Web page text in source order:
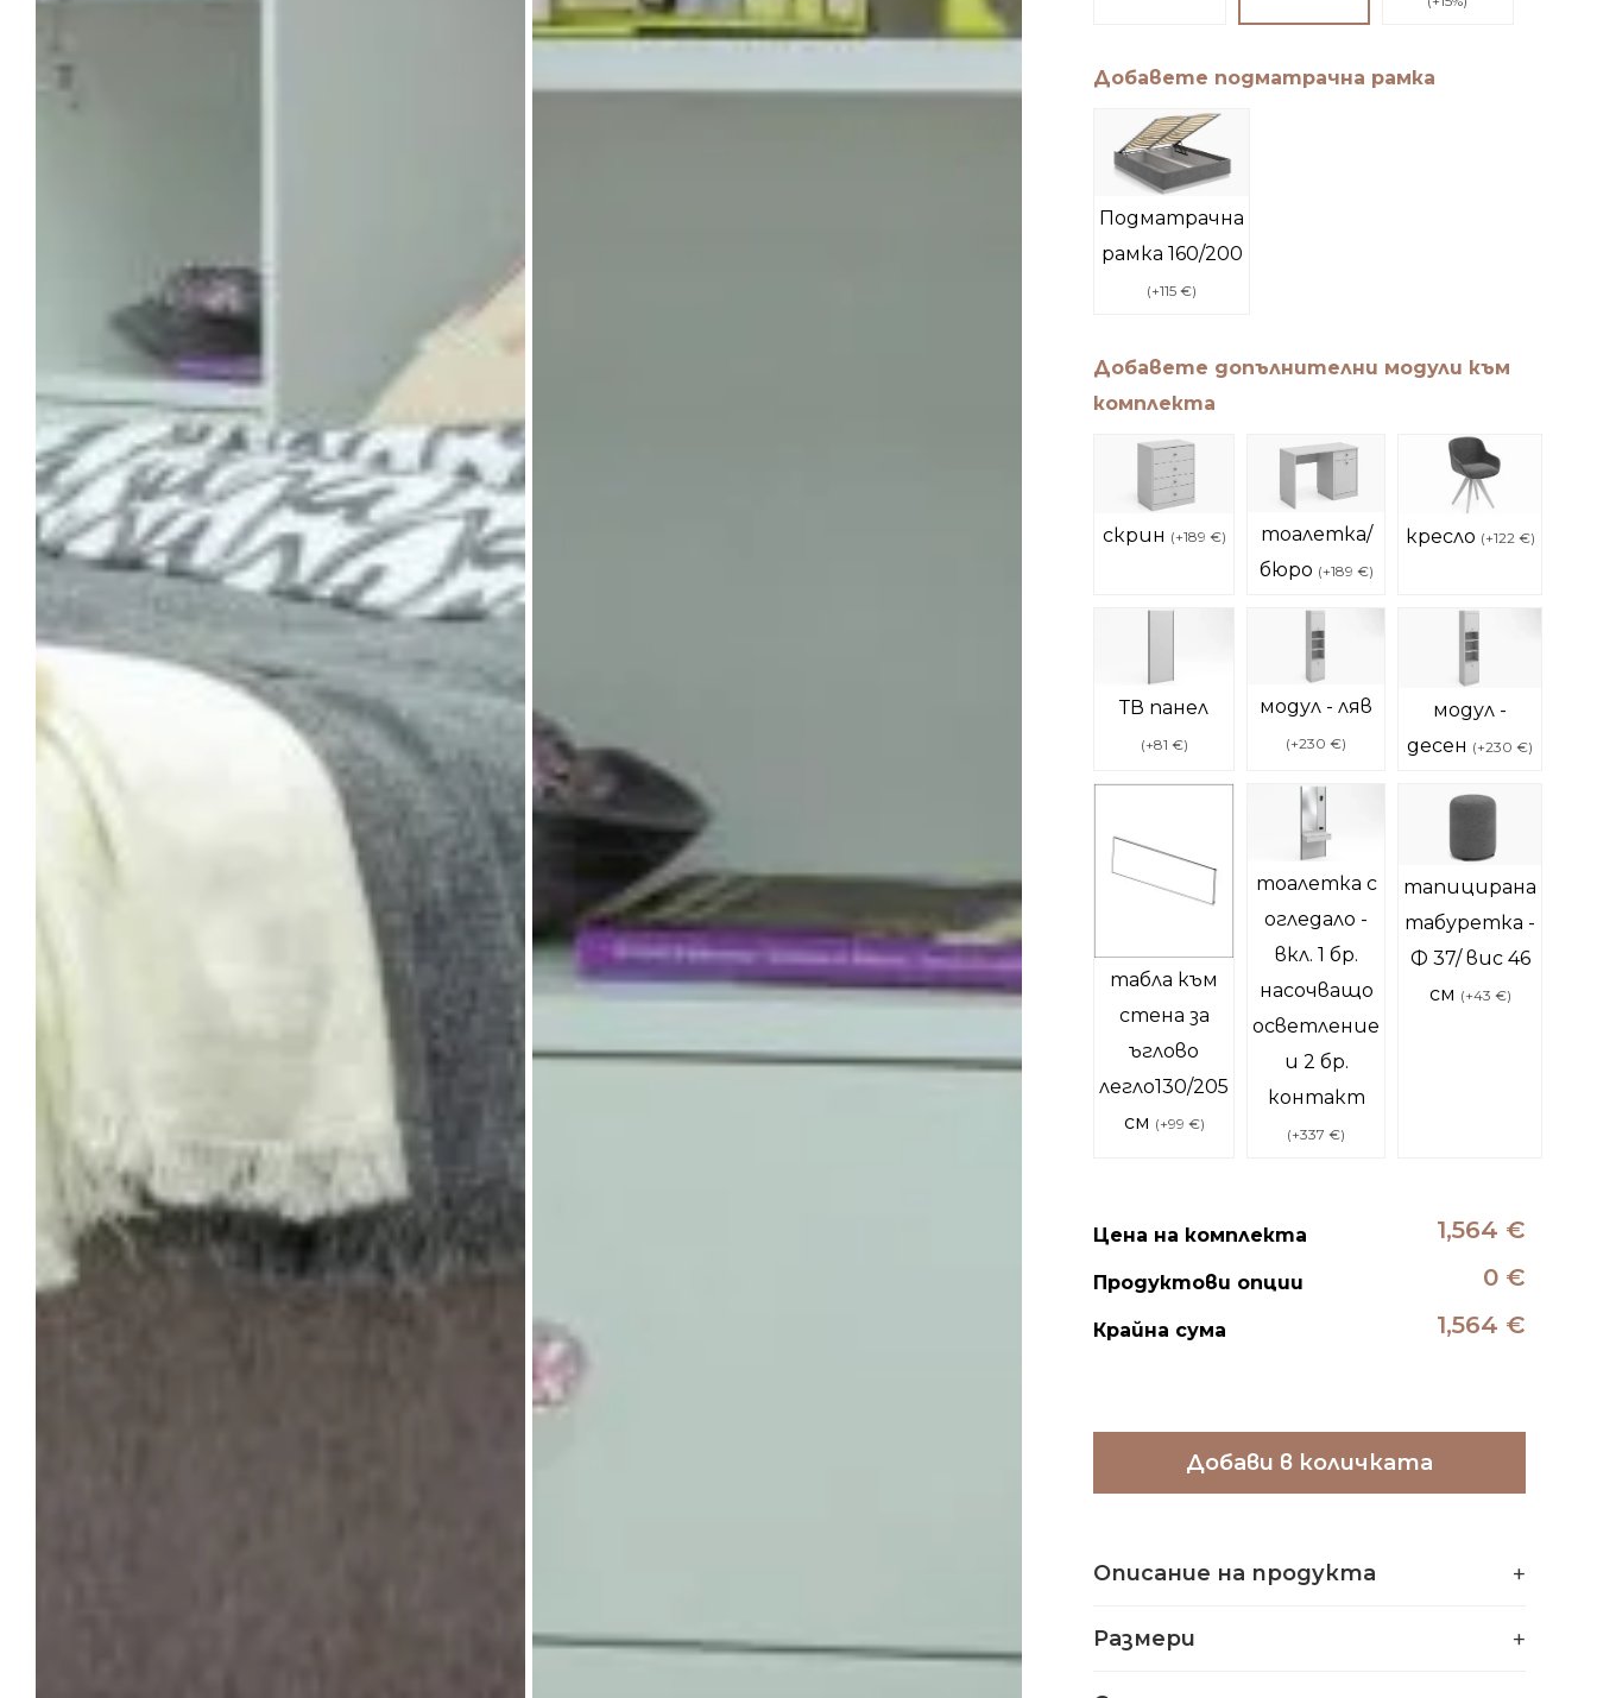
Добавете подматрачна рамка
Подматрачна
рамка 160/200
(+115 €)
Добавете допълнителни модули към
комплекта
скрин (+189 €)
тоалетка/
бюро (+189 €)
кресло (+122 €)
ТВ панел
(+81 €)
модул - ляв
(+230 €)
модул -
десен (+230 €)
табла към
стена за
ъглово
легло130/205
см (+99 €)
тоалетка с
огледало -
вкл. 1 бр.
насочващо
осветление
и 2 бр.
контакт
(+337 €)
тапицирана
табуретка -
Ф 37/ вис 46
см (+43 €)
Цена на комплекта 1,564 €
Продуктови опции 0 €
Крайна сума 1,564 €
Добави в количката
Описание на продукта
Размери